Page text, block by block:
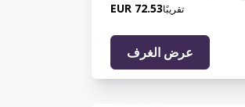
تقريبًا72.53 EUR
عرض الغرف